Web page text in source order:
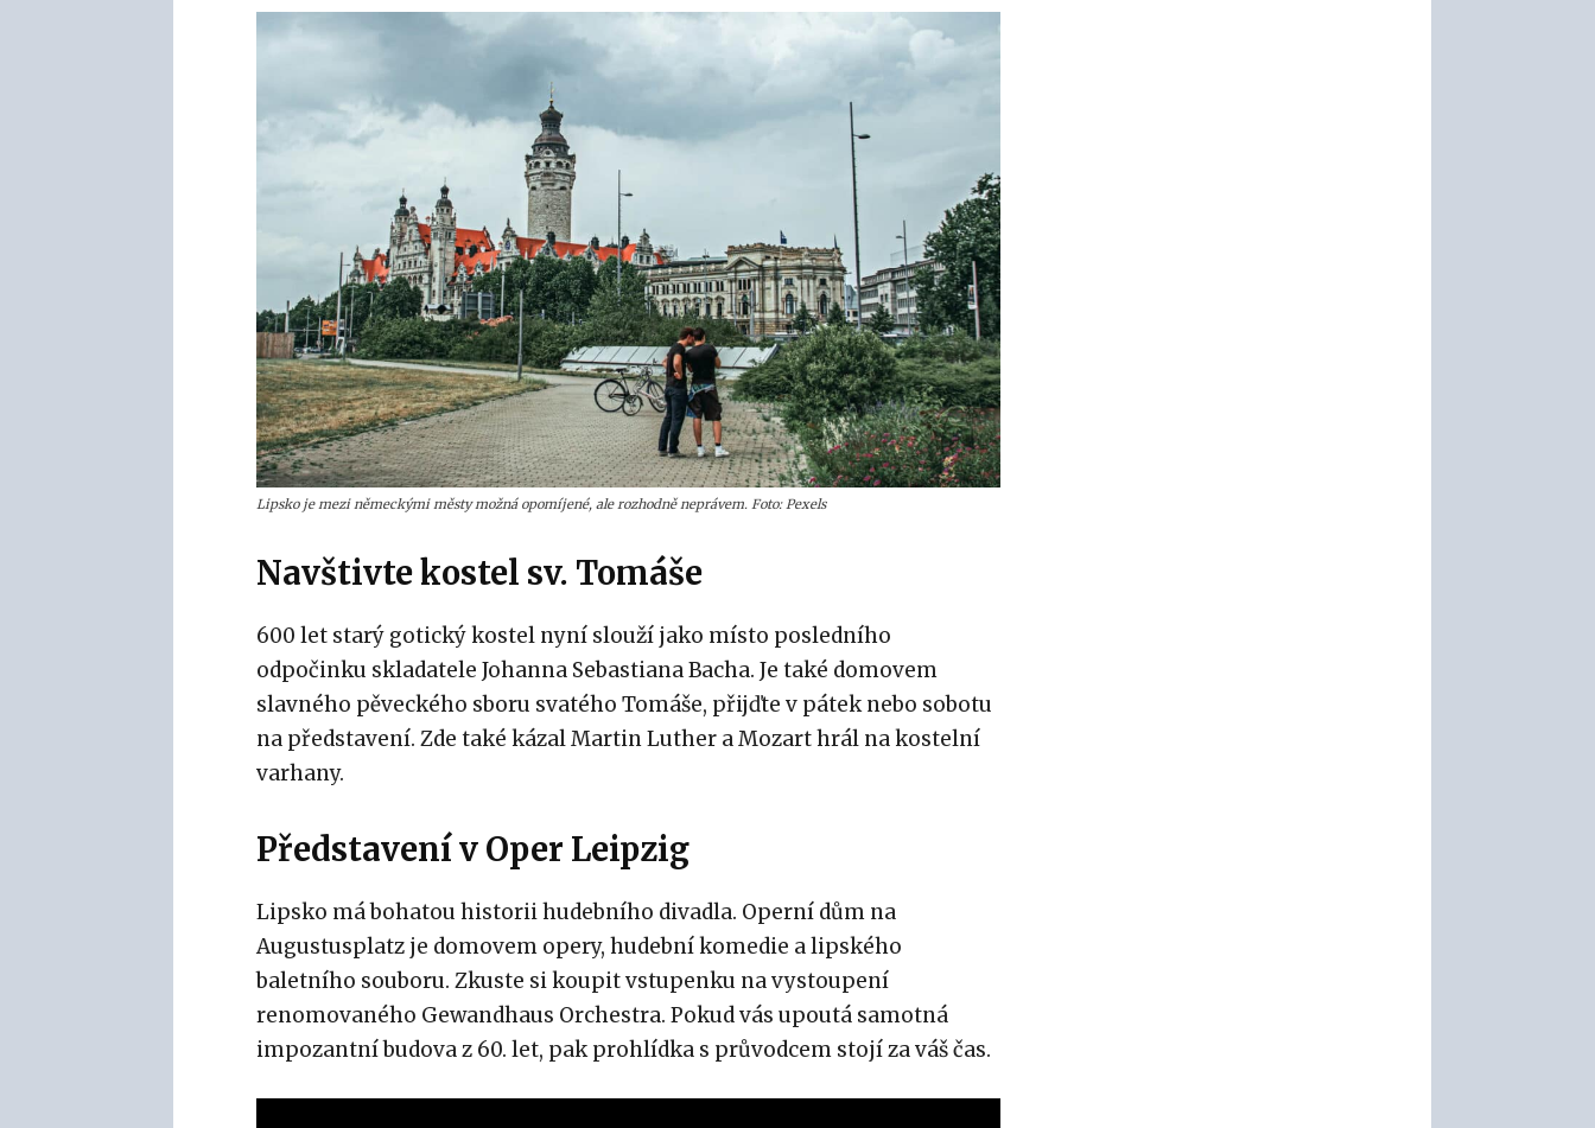
Lipsko je mezi německými městy možná opomíjené, ale rozhodně neprávem. Foto: Pexels
Navštivte kostel sv. Tomáše
600 let starý gotický kostel nyní slouží jako místo posledního
odpočinku skladatele Johanna Sebastiana Bacha. Je také domovem
slavného pěveckého sboru svatého Tomáše, přijďte v pátek nebo sobotu
na představení. Zde také kázal Martin Luther a Mozart hrál na kostelní
varhany.
Představení v Oper Leipzig
Lipsko má bohatou historii hudebního divadla. Operní dům na
Augustusplatz je domovem opery, hudební komedie a lipského
baletního souboru. Zkuste si koupit vstupenku na vystoupení
renomovaného Gewandhaus Orchestra. Pokud vás upoutá samotná
impozantní budova z 60. let, pak prohlídka s průvodcem stojí za váš čas.